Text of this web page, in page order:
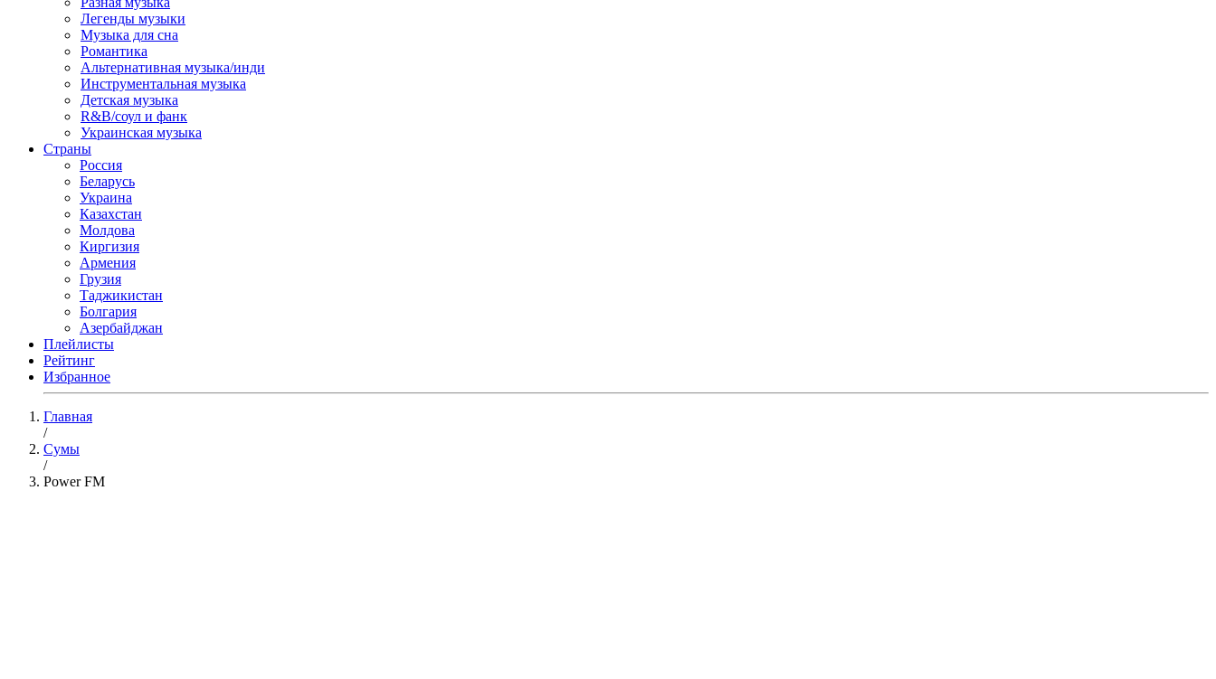
Легенды музыки
Музыка для сна
Романтика
Альтернативная музыка/инди
Инструментальная музыка
Детская музыка
R&B/cоул и фанк
Украинская музыка
Страны
Россия
Беларусь
Украина
Казахстан
Молдова
Киргизия
Армения
Грузия
Таджикистан
Болгария
Азербайджан
Плейлисты
Рейтинг
Избранное
Главная
/
Сумы
/
Power FM